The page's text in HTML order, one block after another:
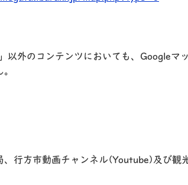
以外のコンテンツにおいても、Google
、行方市動画チャンネル(Youtube)及び観